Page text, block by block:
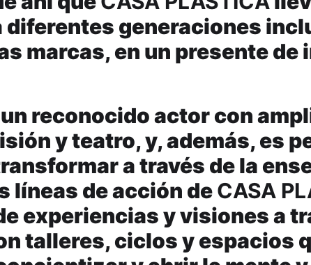
diferentes generaciones
marcas, en un presente de
reconocido actor con
y teatro, y, además, es
a través de la
líneas de acción deCASA
experiencias y visiones a
talleres, ciclos y espacios